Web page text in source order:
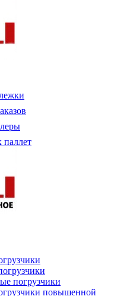
паллет
погрузчики
повышенной